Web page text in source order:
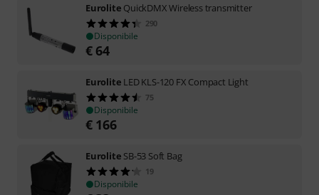
Eurolite QuickDMX Wireless transmitter
290
Disponibile
€ 64
Eurolite LED KLS-120 FX Compact Light
75
Disponibile
€ 166
Eurolite SB-53 Soft Bag
19
Disponibile